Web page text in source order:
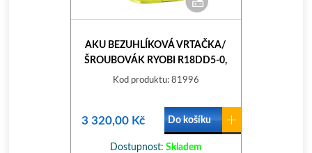
AKU BEZUHLÍKOVÁ VRTAČKA/
ŠROUBOVÁK RYOBI R18DD5-0,
18V
Kod produktu: 81996
3 320,00 Kč Do košíku
Dostupnost: Skladem